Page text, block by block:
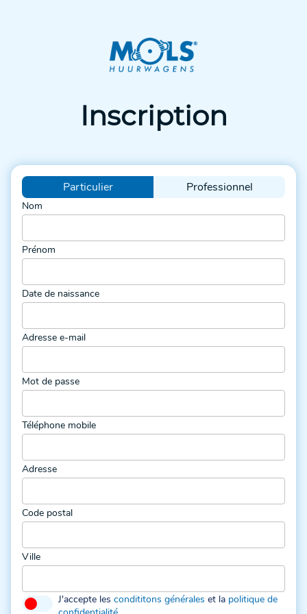
Inscription
Particulier Professionnel
Nom
Prénom
Date de naissance
Adresse e-mail
Mot de passe
Téléphone mobile
Adresse
Code postal
Ville
J'accepte les condititons générales et la politique de